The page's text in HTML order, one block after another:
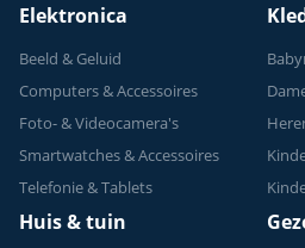
Elektronica
Beeld & Geluid
Computers & Accessoires
Foto- & Videocamera's
Smartwatches & Accessoires
Telefonie & Tablets
Huis & tuin